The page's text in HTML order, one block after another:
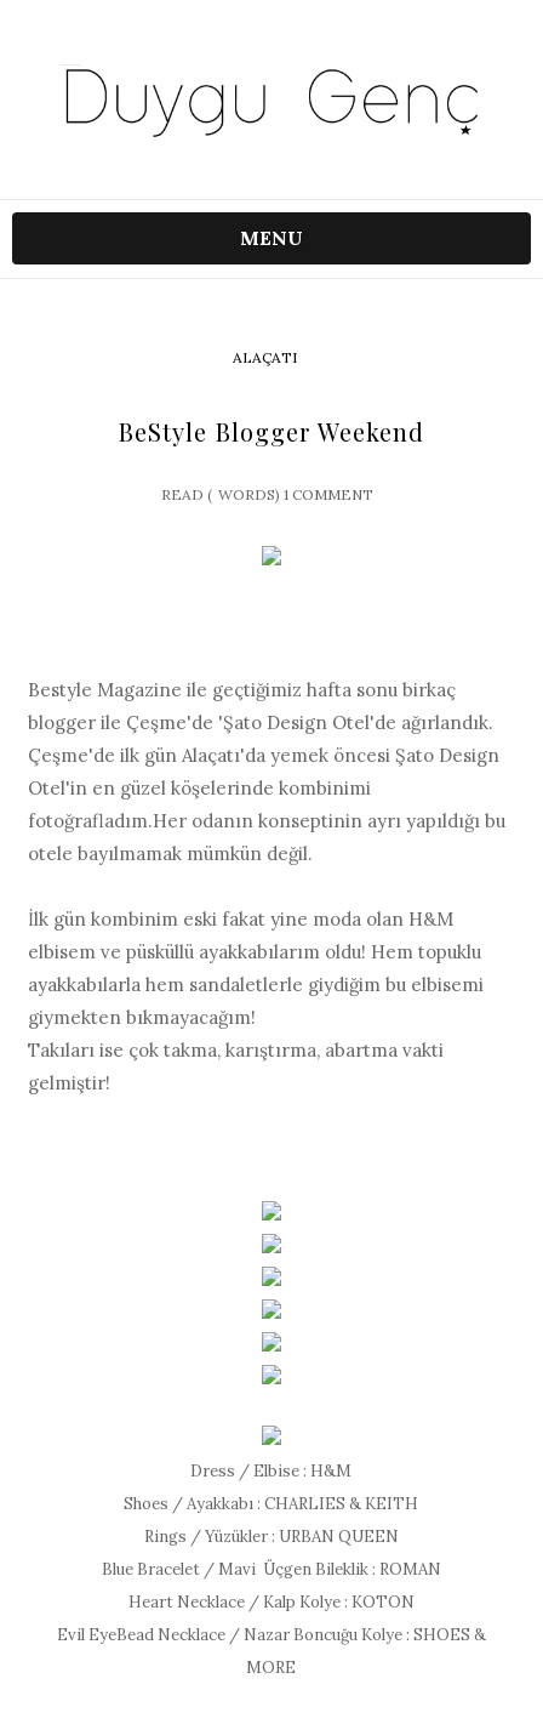
MENU
ALAÇATI
BeStyle Blogger Weekend
READ ( WORDS) 1 COMMENT
Bestyle Magazine ile geçtiğimiz hafta sonu birkaç
blogger ile Çeşme'de 'Şato Design Otel'de ağırlandık.
Çeşme'de ilk gün Alaçatı'da yemek öncesi Şato Design
Otel'in en güzel köşelerinde kombinimi
fotoğrafladım.Her odanın konseptinin ayrı yapıldığı bu
otele bayılmamak mümkün değil.
İlk gün kombinim eski fakat yine moda olan H&M
elbisem ve püsküllü ayakkabılarım oldu! Hem topuklu
ayakkabılarla hem sandaletlerle giydiğim bu elbisemi
giymekten bıkmayacağım!
Takıları ise çok takma, karıştırma, abartma vakti
gelmiştir!
Dress / Elbise : H&M
Shoes / Ayakkabı : CHARLIES & KEITH
Rings / Yüzükler : URBAN QUEEN
Blue Bracelet / Mavi Üçgen Bileklik : ROMAN
Heart Necklace / Kalp Kolye : KOTON
Evil EyeBead Necklace / Nazar Boncuğu Kolye : SHOES &
MORE